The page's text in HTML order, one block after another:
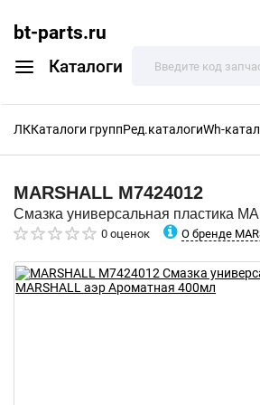
bt-parts.ru
Каталоги
ЛККаталоги группРед.каталогиWh-
MARSHALL M7424012
Смазка универсальная пластика
0 оценок О бренде